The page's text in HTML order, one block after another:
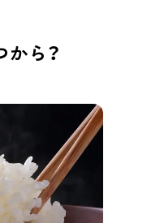
ら？